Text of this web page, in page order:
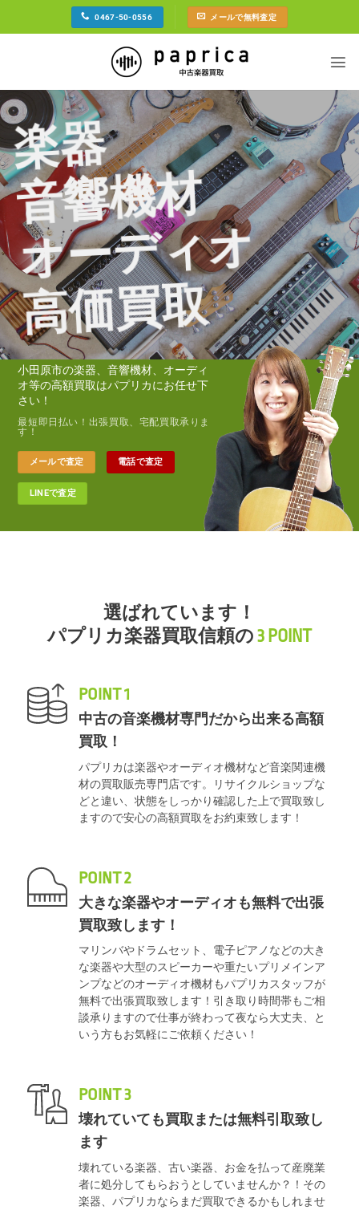
0467-50-0556 メールで無料査定
楽器
音響機材
オーディオ
高価買取
小田原市の楽器、音響機材、オーディ
オ等の高額買取はパプリカにお任せ下
さい！
最短即日払い！出張買取、宅配買取承りま
す！
メールで査定 電話で査定
LINEで査定
選ばれています！
パプリカ楽器買取信頼の 3 POINT
POINT 1
中古の音楽機材専門だから出来る高額
買取！
パプリカは楽器やオーディオ機材など音楽関連機
材の買取販売専門店です。リサイクルショップな
どと違い、状態をしっかり確認した上で買取致し
ますので安心の高額買取をお約束致します！
POINT 2
大きな楽器やオーディオも無料で出張
買取致します！
マリンバやドラムセット、電子ピアノなどの大き
な楽器や大型のスピーカーや重たいプリメインア
ンプなどのオーディオ機材もパプリカスタッフが
無料で出張買取致します！引き取り時間帯もご相
談承りますので仕事が終わって夜なら大丈夫、と
いう方もお気軽にご依頼ください！
POINT 3
壊れていても買取または無料引取致し
ます
壊れている楽器、古い楽器、お金を払って産廃業
者に処分してもらおうとしていませんか？！その
楽器、パプリカならまだ買取できるかもしれませ